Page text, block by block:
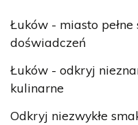
Łuków - miasto
doświadczeń
Łuków - odkryj
kulinarne
Odkryj niezwykłe